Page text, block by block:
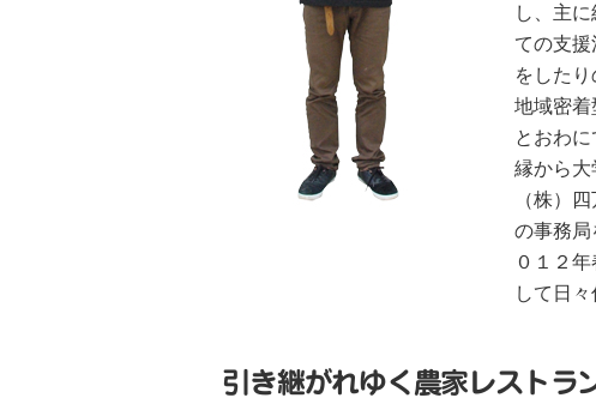
し、主
ての支
をした
地域密着
とおわ
縁から大
（株）
の事務局
０１２
して日々
引き継がれゆく農家レストラ